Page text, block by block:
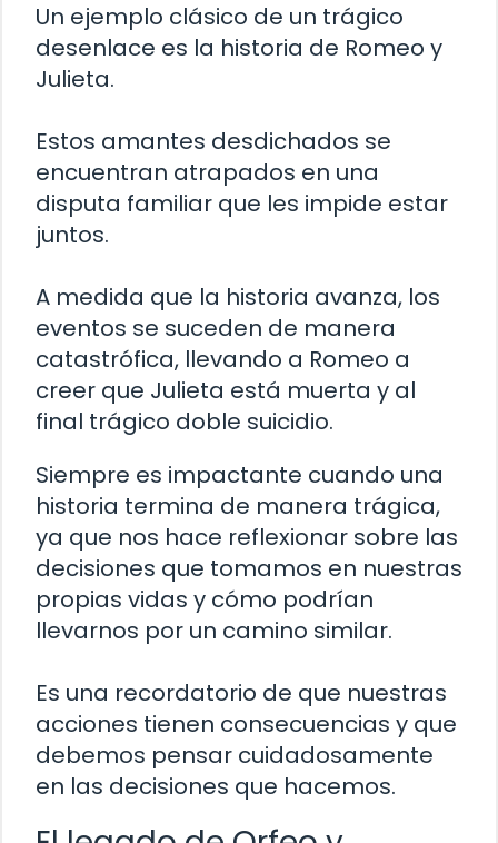
Un ejemplo clásico de un trágico
desenlace es la historia de Romeo y
Julieta.
Estos amantes desdichados se
encuentran atrapados en una
disputa familiar que les impide estar
juntos.
A medida que la historia avanza, los
eventos se suceden de manera
catastrófica, llevando a Romeo a
creer que Julieta está muerta y al
final trágico doble suicidio.
Siempre es impactante cuando una
historia termina de manera trágica,
ya que nos hace reflexionar sobre las
decisiones que tomamos en nuestras
propias vidas y cómo podrían
llevarnos por un camino similar.
Es una recordatorio de que nuestras
acciones tienen consecuencias y que
debemos pensar cuidadosamente
en las decisiones que hacemos.